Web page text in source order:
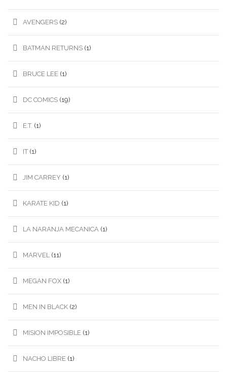
AVENGERS (2)
BATMAN RETURNS (1)
BRUCE LEE (1)
DC COMICS (19)
E.T. (1)
IT (1)
JIM CARREY (1)
KARATE KID (1)
LA NARANJA MECANICA (1)
MARVEL (11)
MEGAN FOX (1)
MEN IN BLACK (2)
MISION IMPOSIBLE (1)
NACHO LIBRE (1)